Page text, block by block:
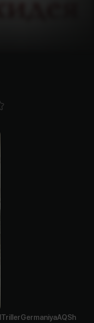
TrillerGermaniyaAQSh